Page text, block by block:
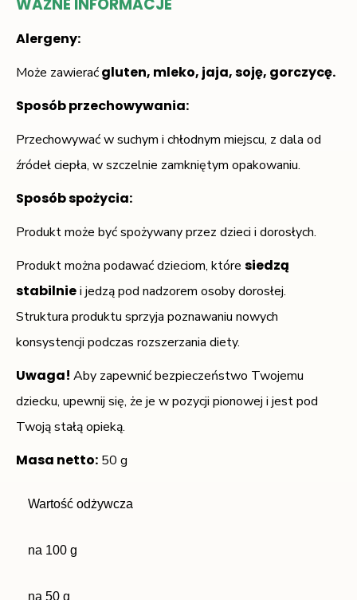
Alergeny:
Może zawieraćgluten, mleko, jaja, soję, gorczycę.
Sposób przechowywania:
Przechowywać w suchym i chłodnym miejscu, z dala od
źródeł ciepła, w szczelnie zamkniętym opakowaniu.
Sposób spożycia:
Produkt może być spożywany przez dzieci i dorosłych.
Produkt można podawać dzieciom, które siedzą
stabilniei jedzą pod nadzorem osoby dorosłej.
Struktura produktu sprzyja poznawaniu nowych
konsystencji podczas rozszerzania diety.
Uwaga! Aby zapewnić bezpieczeństwo Twojemu
dziecku, upewnij się, że je w pozycji pionowej i jest pod
Twoją stałą opieką.
Masa netto: 50 g
Wartość odżywcza
na 100 g
na 50 g